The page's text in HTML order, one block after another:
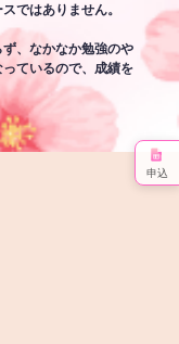
ではありません。
、なかなか勉強のや
ているので、成績を
申込